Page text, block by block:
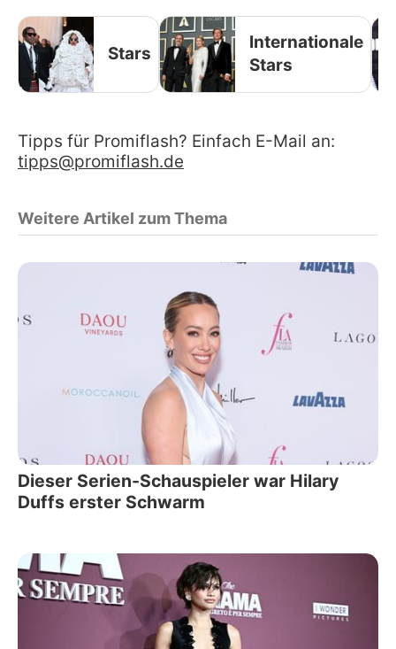
Stars
Internationale
Stars
Tipps für Promiflash? Einfach E-Mail an:
tipps@promiflash.de
Weitere Artikel zum Thema
Dieser Serien-Schauspieler war Hilary
Duffs erster Schwarm